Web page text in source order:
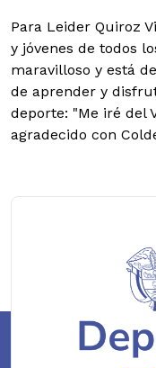
Para Leider Quiroz
y jóvenes de todos
maravilloso y está
de aprender y
deporte: "Me iré del
agradecido con